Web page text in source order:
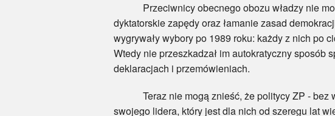
Przeciwnicy obecnego obozu władzy nie
dyktatorskie zapędy oraz łamanie zasad
wygrywały wybory po 1989 roku: każdy z nich po
Wtedy nie przeszkadzał im autokratyczny sposób
deklaracjach i przemówieniach.
Teraz nie mogą znieść, że politycy ZP - bez
swojego lidera, który jest dla nich od szeregu lat